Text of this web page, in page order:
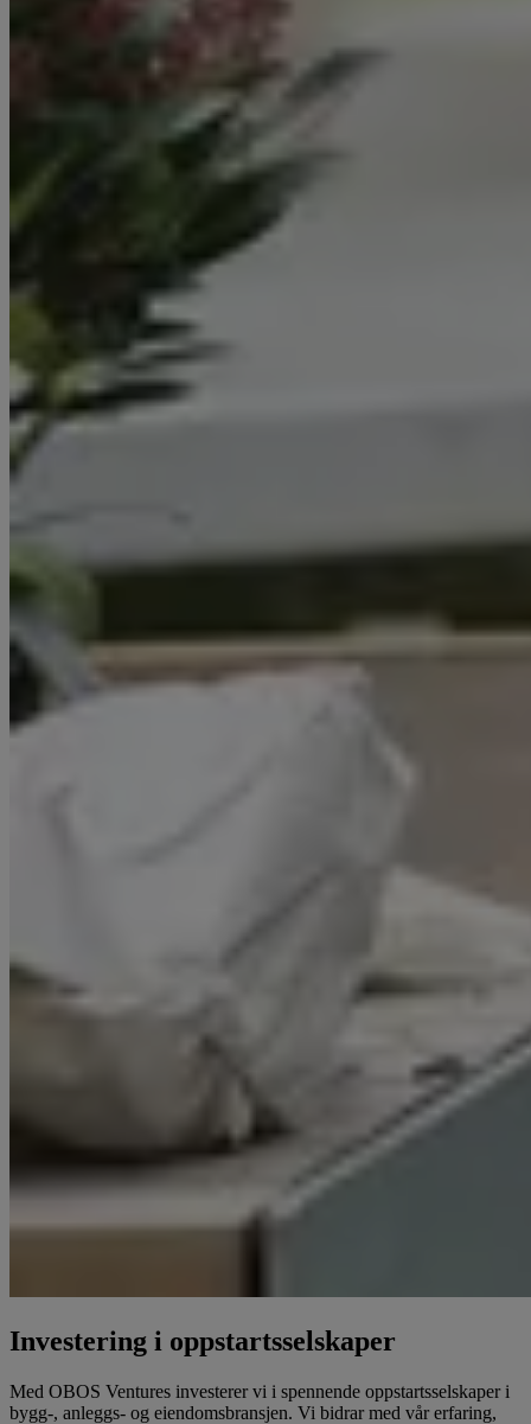
Investering i oppstartsselskaper
Med OBOS Ventures investerer vi i spennende oppstartsselskaper i
bygg-, anleggs- og eiendomsbransjen. Vi bidrar med vår erfaring,